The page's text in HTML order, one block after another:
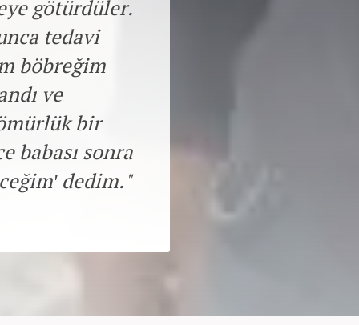
götürdüler.
tedavi
böbreğim
ve
bir
babası sonra
dedim."